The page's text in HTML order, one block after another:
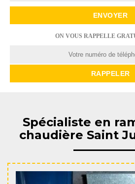
ON VOUS RAPPELLE
Spécialiste en
chaudière Saint